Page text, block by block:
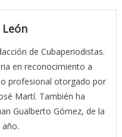
de Cubaperiodistas.
en reconocimiento a
profesional otorgado por
Martí. También ha
Gualberto Gómez, de la